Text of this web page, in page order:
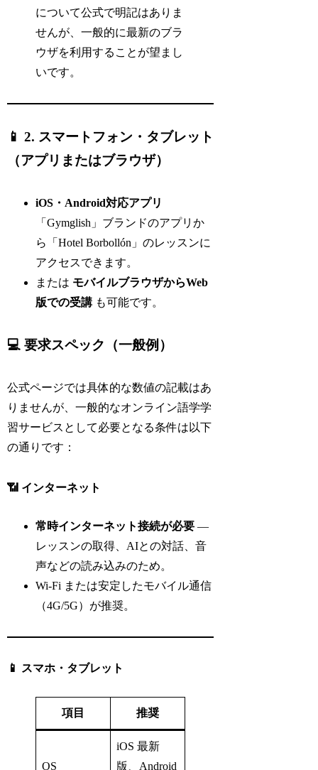
について公式で明記はありま
せんが、一般的に最新のブラ
ウザを利用することが望まし
いです。
📱 2. スマートフォン・タブレット
（アプリまたはブラウザ）
iOS・Android対応アプリ
「Gymglish」ブランドのアプリか
ら「Hotel Borbollón」のレッスンに
アクセスできます。
または モバイルブラウザからWeb
版での受講 も可能です。
💻 要求スペック（一般例）
公式ページでは具体的な数値の記載はあ
りませんが、一般的なオンライン語学学
習サービスとして必要となる条件は以下
の通りです：
📶 インターネット
常時インターネット接続が必要 —
レッスンの取得、AIとの対話、音
声などの読み込みのため。
Wi‑Fi または安定したモバイル通信
（4G/5G）が推奨。
📱 スマホ・タブレット
項目 推奨
OS
iOS 最新
版、Android